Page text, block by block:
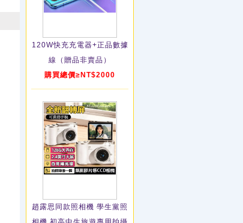
120W快充充電器+正品數據
線（贈品非賣品）
購買總價≥NT$2000
趙露思同款照相機 學生黨照